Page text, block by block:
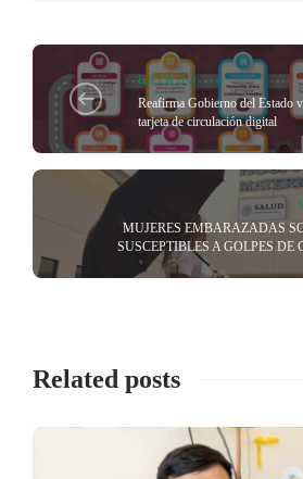
ESTADO
Reafirma Gobierno del Estado
tarjeta de circulación digital
MUJERES EMBARAZADAS
SUSCEPTIBLES A GOLPES DE
Related posts